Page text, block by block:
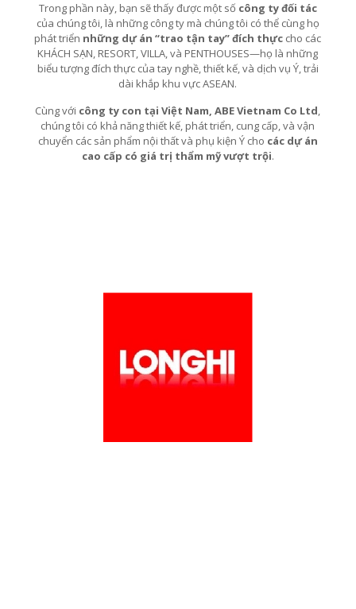
Trong phần này, bạn sẽthấy được một số công ty đối tác
của chúng tôi, là những công ty mà chúng tôi có thểcùng họ
phát triển những dự án “trao tận tay” đích thực cho các
KHÁCH SẠN, RESORT, VILLA, và PENTHOUSES—họ là những
biểu tượng đích thực của tay nghề, thiết kế, và dịch vụ Ý, trải
dài khắp khu vực ASEAN.
Cùng với công ty con tại Việt Nam, ABE Vietnam Co Ltd,
chúng tôi có khả năng thiết kế, phát triển, cung cấp, và vận
chuyển các sản phẩm nội thất và phụ kiện Ý cho các dự án
cao cấp có giá trị thẩm mỹ vượt trội.